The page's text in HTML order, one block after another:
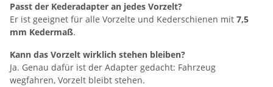
Passt der Kederadapter an jedes Vorzelt?
Er ist geeignet für alle Vorzelte und Kederschienen mit 7,5
mm Kedermaß.
Kann das Vorzelt wirklich stehen bleiben?
Ja. Genau dafür ist der Adapter gedacht: Fahrzeug
wegfahren, Vorzelt bleibt stehen.